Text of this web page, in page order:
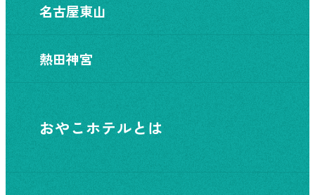
名古屋東山
熱田神宮
おやこホテルとは